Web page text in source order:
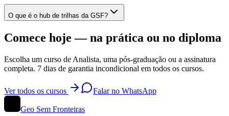
O que é o hub de trilhas da GSF?
Comece hoje — na prática ou no diploma
Escolha um curso de Analista, uma pós-graduação ou a assinatura
completa. 7 dias de garantia incondicional em todos os cursos.
Ver todos os cursos Falar no WhatsApp
Geo Sem Fronteiras